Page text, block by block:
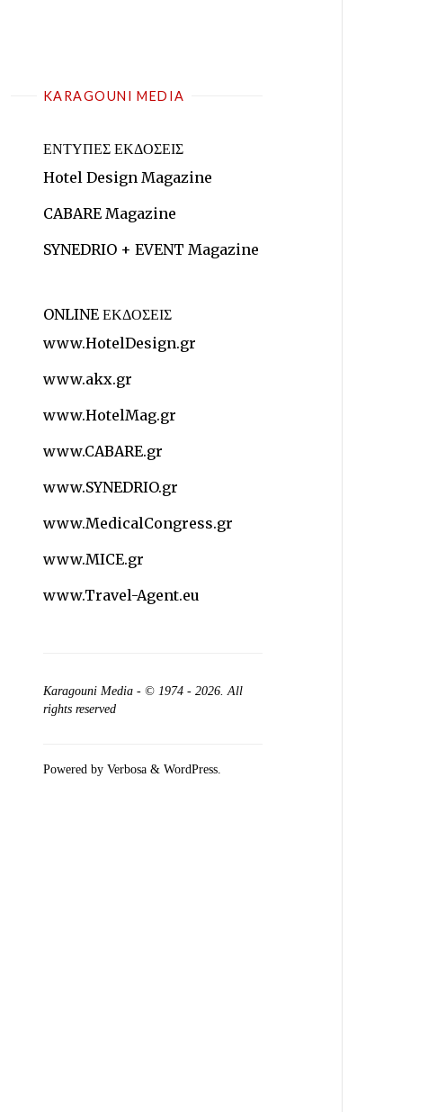
KARAGOUNI MEDIA
ΕΝΤΥΠΕΣ ΕΚΔΟΣΕΙΣ
Hotel Design Magazine
CABARE Magazine
SYNEDRIO + EVENT Magazine
ONLINE ΕΚΔΟΣΕΙΣ
www.HotelDesign.gr
www.akx.gr
www.HotelMag.gr
www.CABARE.gr
www.SYNEDRIO.gr
www.MedicalCongress.gr
www.MICE.gr
www.Travel-Agent.eu
Karagouni Media - © 1974 - 2026. All
rights reserved
Powered by Verbosa & WordPress.